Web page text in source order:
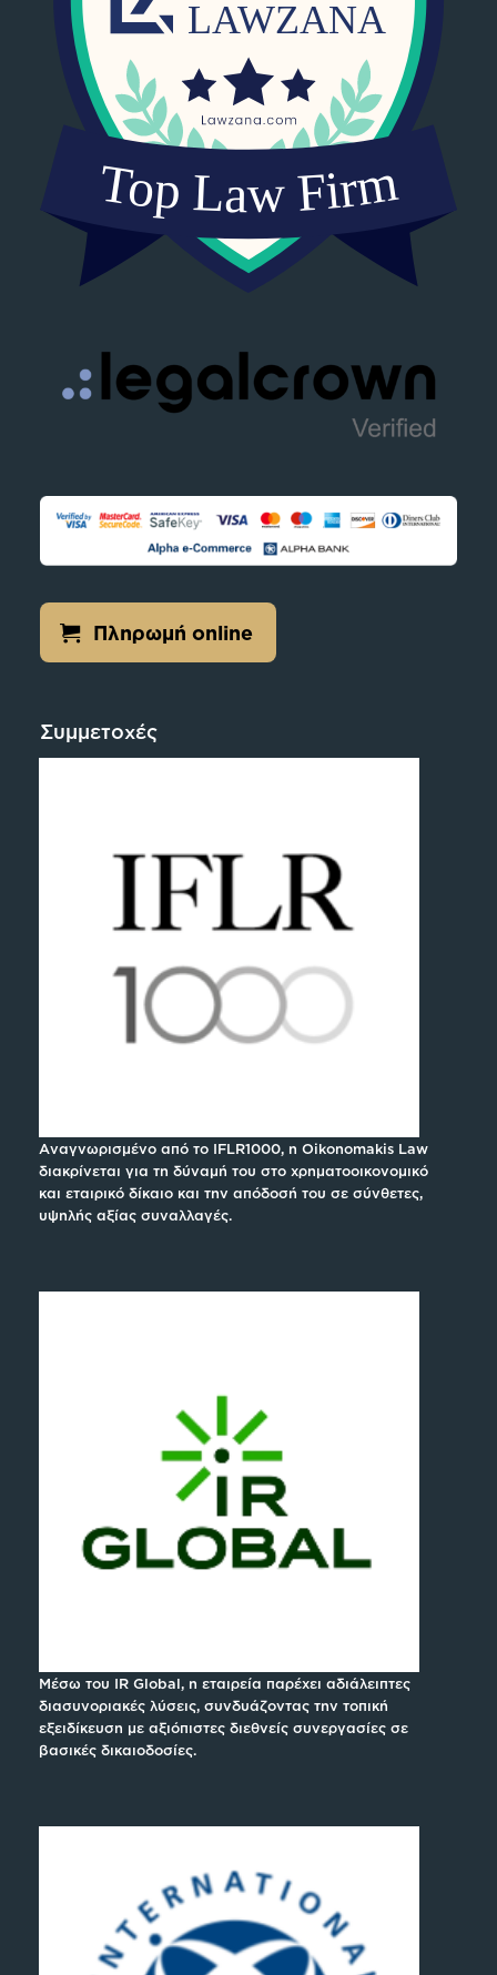
Πληρωμή online
Συμμετοχές
Αναγνωρισμένο από το IFLR1000, η Oikonomakis Law
διακρίνεται για τη δύναμή του στο χρηματοοικονομικό
και εταιρικό δίκαιο και την απόδοσή του σε σύνθετες,
υψηλής αξίας συναλλαγές.
Μέσω του IR Global, η εταιρεία παρέχει αδιάλειπτες
διασυνοριακές λύσεις, συνδυάζοντας την τοπική
εξειδίκευση με αξιόπιστες διεθνείς συνεργασίες σε
βασικές δικαιοδοσίες.